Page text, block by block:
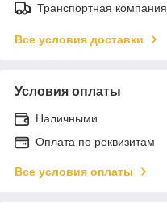
Транспортная компания
Все условия доставки
Условия оплаты
Наличными
Оплата по реквизитам
Все условия оплаты